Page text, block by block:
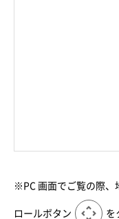
※PC 画面でご覧の際、
ロールボタン を